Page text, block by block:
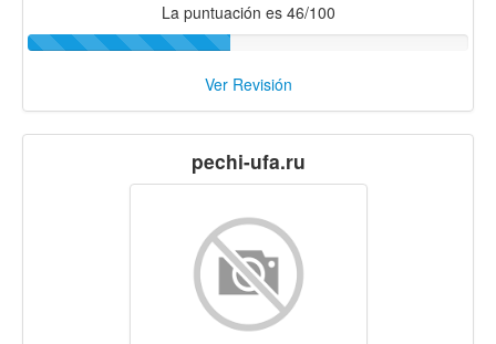
La puntuación es 46/100
Ver Revisión
pechi-ufa.ru